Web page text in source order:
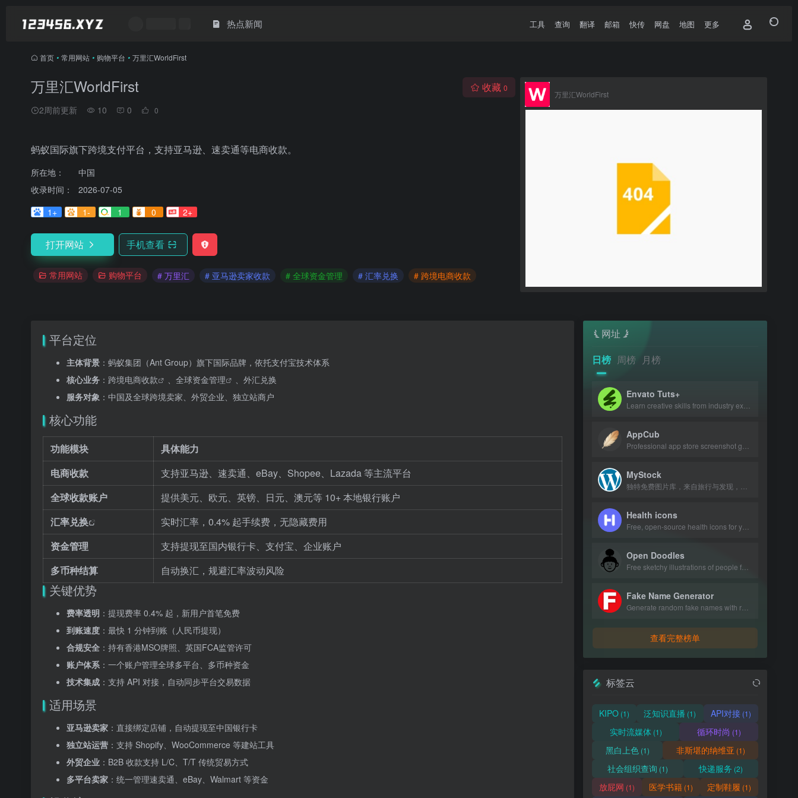
热点新闻 工具 查询 翻译 邮箱 快传 网盘 地图 更多
首页 • 常用网站 • 购物平台 • 万里汇WorldFirst
万里汇WorldFirst
2周前更新 10 0 0
收藏 0
蚂蚁国际旗下跨境支付平台，支持亚马逊、速卖通等电商收款。
所在地：
中国
收录时间：
2026-07-05
1+
1- 1 0 2+
打开网站 手机查看
常用网站 购物平台 # 万里汇 # 亚马逊卖家收款 # 全球资金管理 # 汇率兑换 # 跨境电商收款
万里汇WorldFirst
平台定位
主体背景 ：蚂蚁集团（Ant Group）旗下国际品牌，依托支付宝技术体系
核心业务 ： 跨境电商收款 、 全球资金管理
、外汇兑换
服务对象 ：中国及全球跨境卖家、外贸企业、独立站商户
核心功能
功能模块
具体能力
电商收款
支持亚马逊、速卖通、eBay、Shopee、Lazada 等主流平台
全球收款账户
提供美元、欧元、英镑、日元、澳元等 10+ 本地银行账户
汇率兑换
实时汇率，0.4% 起手续费，无隐藏费用
资金管理
支持提现至国内银行卡、支付宝、企业账户
多币种结算
自动换汇，规避汇率波动风险
关键优势
费率透明 ：提现费率 0.4% 起，新用户首笔免费
到账速度 ：最快 1 分钟到账（人民币提现）
合规安全 ：持有香港MSO牌照、英国FCA监管许可
账户体系 ：一个账户管理全球多平台、多币种资金
技术集成 ：支持 API 对接，自动同步平台交易数据
适用场景
亚马逊卖家 ：直接绑定店铺，自动提现至中国银行卡
独立站运营 ：支持 Shopify、WooCommerce 等建站工具
外贸企业 ：B2B 收款支持 L/C、T/T 传统贸易方式
多平台卖家 ：统一管理速卖通、eBay、Walmart 等资金
网址
日榜 周榜 月榜
Envato Tuts+
AppCub
MyStock
Health icons
Open Doodles
Fake Name Generator
查看完整榜单
标签云
KIPO (1) 泛知识直播 (1) API对接(1)
实时流媒体(1) 循环时尚 (1)
黑白上色(1) 非斯堪的纳维亚 (1)
社会组织查询 (1) 快递服务 (2)
放屁网 (1) 医学书籍 (1) 定制鞋履 (1)